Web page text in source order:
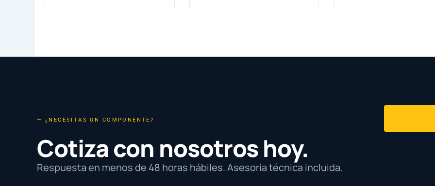
— ¿NECESITAS UN COMPONENTE?
Cotiza con nosotros hoy.
Respuesta en menos de 48 horas hábiles. Asesoría técnica incluida.